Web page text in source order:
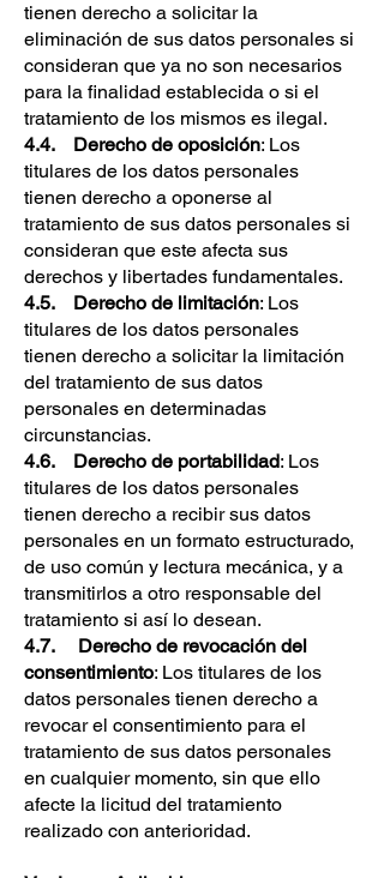
tienen derecho a solicitar la
eliminación de sus datos personales si
consideran que ya no son necesarios
para la finalidad establecida o si el
tratamiento de los mismos es ilegal.
4.4. Derecho de oposición: Los
titulares de los datos personales
tienen derecho a oponerse al
tratamiento de sus datos personales si
consideran que este afecta sus
derechos y libertades fundamentales.
4.5. Derecho de limitación: Los
titulares de los datos personales
tienen derecho a solicitar la limitación
del tratamiento de sus datos
personales en determinadas
circunstancias.
4.6. Derecho de portabilidad: Los
titulares de los datos personales
tienen derecho a recibir sus datos
personales en un formato estructurado,
de uso común y lectura mecánica, y a
transmitirlos a otro responsable del
tratamiento si así lo desean.
4.7. Derecho de revocación del
consentimiento: Los titulares de los
datos personales tienen derecho a
revocar el consentimiento para el
tratamiento de sus datos personales
en cualquier momento, sin que ello
afecte la licitud del tratamiento
realizado con anterioridad.